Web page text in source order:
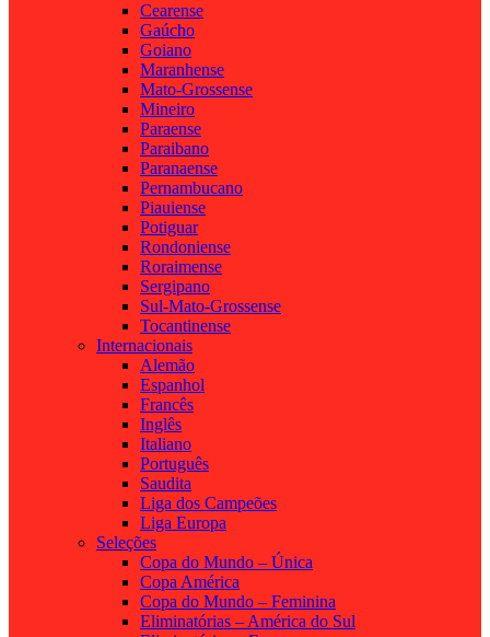
Cearense
Gaúcho
Goiano
Maranhense
Mato-Grossense
Mineiro
Paraense
Paraibano
Paranaense
Pernambucano
Piauiense
Potiguar
Rondoniense
Roraimense
Sergipano
Sul-Mato-Grossense
Tocantinense
Internacionais
Alemão
Espanhol
Francês
Inglês
Italiano
Português
Saudita
Liga dos Campeões
Liga Europa
Seleções
Copa do Mundo – Única
Copa América
Copa do Mundo – Feminina
Eliminatórias – América do Sul